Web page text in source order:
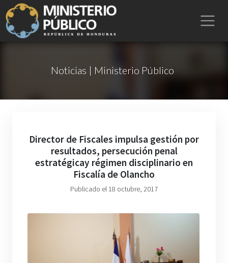
Noticias | Ministerio Público
Director de Fiscales impulsa gestión por
resultados, persecución penal
estratégicay régimen disciplinario en
Fiscalía de Olancho
Publicado el 18 octubre, 2017